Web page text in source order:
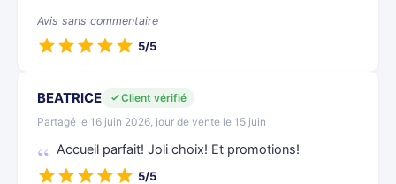
Avis sans commentaire
5/5
BEATRICE
Client vérifié
Partagé le 16 juin 2026, jour de vente le 15 juin
Accueil parfait! Joli choix! Et promotions!
5/5